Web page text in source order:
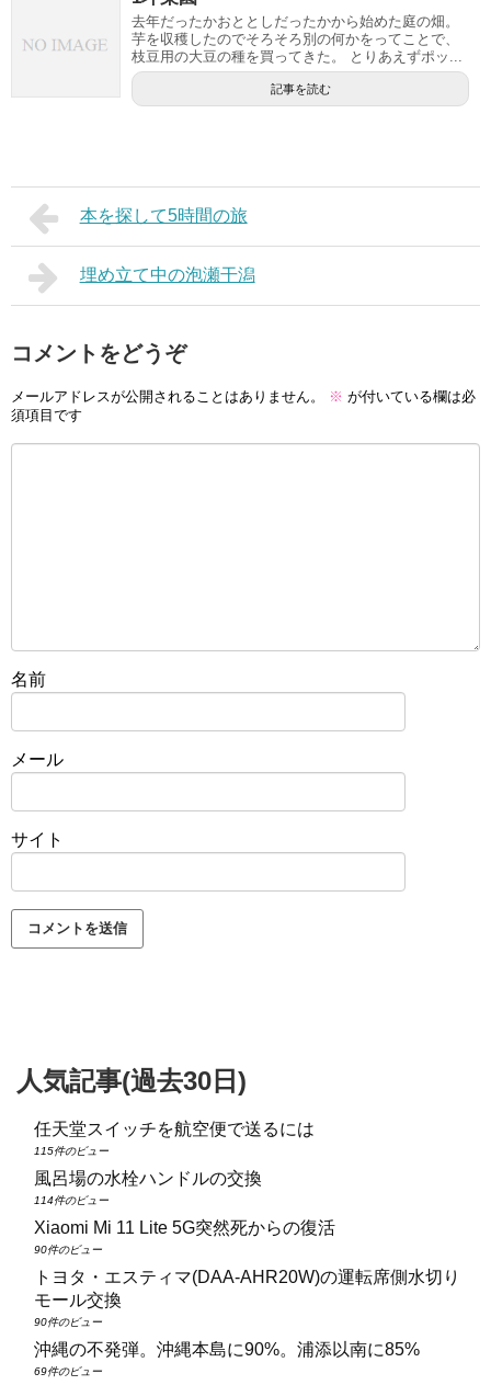
去年だったかおととしだったかから始めた庭の畑。
芋を収穫したのでそろそろ別の何かをってことで、
枝豆用の大豆の種を買ってきた。 とりあえずポッ...
記事を読む
本を探して5時間の旅
埋め立て中の泡瀬干潟
コメントをどうぞ
メールアドレスが公開されることはありません。 ※ が付いている欄は必
須項目です
名前
メール
サイト
人気記事(過去30日)
任天堂スイッチを航空便で送るには
115件のビュー
風呂場の水栓ハンドルの交換
114件のビュー
Xiaomi Mi 11 Lite 5G突然死からの復活
90件のビュー
トヨタ・エスティマ(DAA‑AHR20W)の運転席側水切り
モール交換
90件のビュー
沖縄の不発弾。沖縄本島に90%。浦添以南に85%
69件のビュー